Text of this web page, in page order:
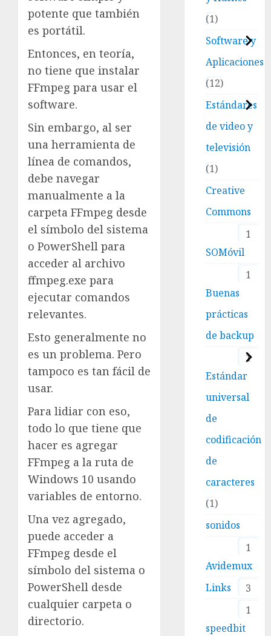
potente que también
es portátil.
Entonces, en teoría,
no tiene que instalar
FFmpeg para usar el
software.
Sin embargo, al ser
una herramienta de
línea de comandos,
debe navegar
manualmente a la
carpeta FFmpeg desde
el símbolo del sistema
o PowerShell para
acceder al archivo
ffmpeg.exe para
ejecutar comandos
relevantes.
Esto generalmente no
es un problema. Pero
tampoco es tan fácil de
usar.
Para lidiar con eso,
todo lo que tiene que
hacer es agregar
FFmpeg a la ruta de
Windows 10 usando
variables de entorno.
Una vez agregado,
puede acceder a
FFmpeg desde el
símbolo del sistema o
PowerShell desde
cualquier carpeta o
directorio.
1
Software y
Aplicaciones
12
Estándares
de video y
televisión
1
Creative
Commons
1
SOMóvil
1
Buenas
prácticas
de backup
1
Estándar
universal
de
codificación
de
caracteres
1
sonidos
1
Avidemux
3
Links
1
speedbit